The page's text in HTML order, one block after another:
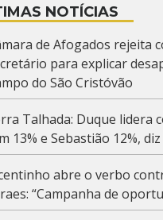
NOTÍCIAS
de Afogados rejeita
para explicar
do São Cristóvão
Talhada: Duque lidera
13% e Sebastião 12%,
abre o verbo
“Campanha de